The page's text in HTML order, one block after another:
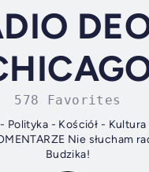
578 Favorites
Polityka - Kościół - Kultura
Nie słucham
Budzika!